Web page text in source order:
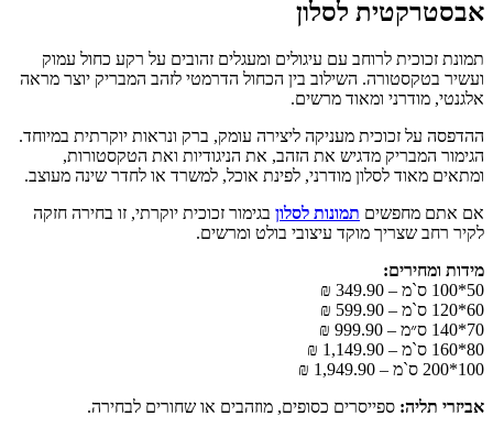
אבסטרקטית לסלון
תמונת זכוכית לרוחב עם עיגולים ומעגלים זהובים על רקע כחול עמוק
ועשיר בטקסטורה. השילוב בין הכחול הדרמטי לזהב המבריק יוצר מראה
אלגנטי, מודרני ומאוד מרשים.
ההדפסה על זכוכית מעניקה ליצירה עומק, ברק ונראות יוקרתית במיוחד.
הגימור המבריק מדגיש את הזהב, את הניגודיות ואת הטקסטורות,
ומתאים מאוד לסלון מודרני, לפינת אוכל, למשרד או לחדר שינה מעוצב.
אם אתם מחפשים תמונות לסלון בגימור זכוכית יוקרתי, זו בחירה חזקה
לקיר רחב שצריך מוקד עיצובי בולט ומרשים.
מידות ומחירים:
50*100 ס`מ – 349.90 ₪
60*120 ס`מ – 599.90 ₪
70*140 ס״מ – 999.90 ₪
80*160 ס`מ – 1,149.90 ₪
100*200 ס`מ – 1,949.90 ₪
אביזרי תליה: ספייסרים כסופים, מוזהבים או שחורים לבחירה.